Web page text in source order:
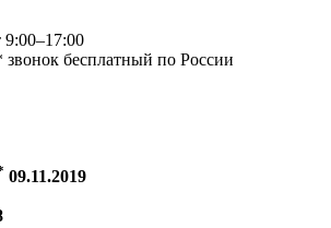
9:00–17:00
звонок бесплатный по России
09.11.2019